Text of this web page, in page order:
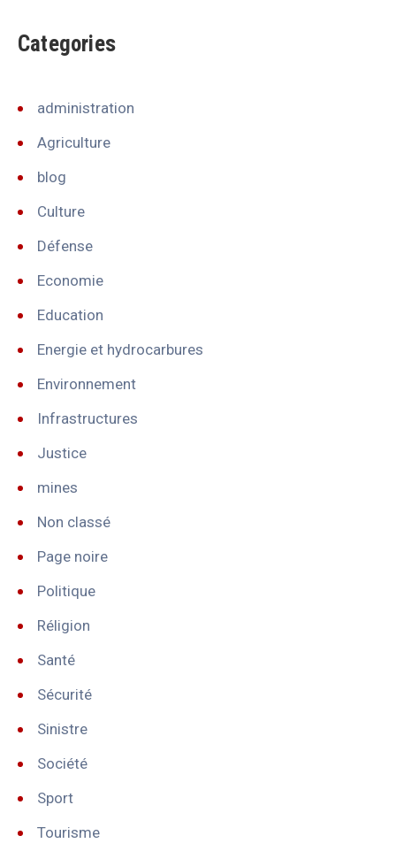
Categories
administration
Agriculture
blog
Culture
Défense
Economie
Education
Energie et hydrocarbures
Environnement
Infrastructures
Justice
mines
Non classé
Page noire
Politique
Réligion
Santé
Sécurité
Sinistre
Société
Sport
Tourisme